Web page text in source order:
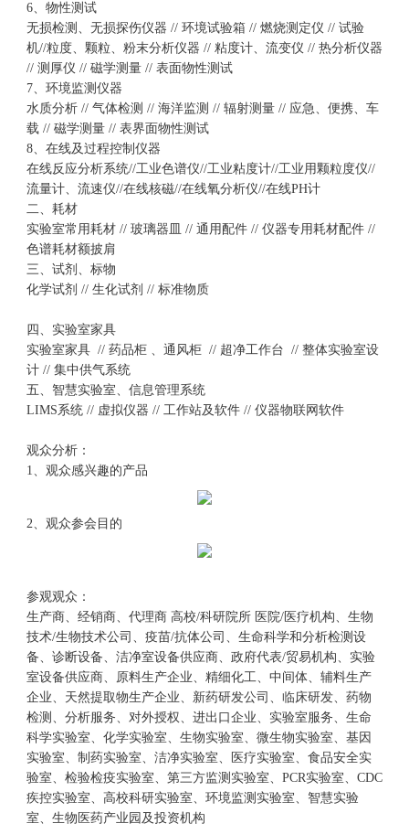
6、物性测试
无损检测、无损探伤仪器 // 环境试验箱 // 燃烧测定仪 // 试验
机//粒度、颗粒、粉末分析仪器 // 粘度计、流变仪 // 热分析仪器
// 测厚仪 // 磁学测量 // 表面物性测试
7、环境监测仪器
水质分析 // 气体检测 // 海洋监测 // 辐射测量 // 应急、便携、车
载 // 磁学测量 // 表界面物性测试
8、在线及过程控制仪器
在线反应分析系统//工业色谱仪//工业粘度计//工业用颗粒度仪//
流量计、流速仪//在线核磁//在线氧分析仪//在线PH计
二、耗材
实验室常用耗材 // 玻璃器皿 // 通用配件 // 仪器专用耗材配件 //
色谱耗材额披肩
三、试剂、标物
化学试剂 // 生化试剂 // 标准物质
四、实验室家具
实验室家具 // 药品柜 、 通风柜 // 超净工作台 // 整体实验室设
计 // 集中供气系统
五、智慧实验室、信息管理系统
LIMS系统 // 虚拟仪器 // 工作站及软件 // 仪器物联网软件
观众分析：
1、观众感兴趣的产品
2、观众参会目的
参观观众：
生产商、经销商、代理商 高校/科研院所 医院/医疗机构、生物
技术/生物技术公司、疫苗/抗体公司、生命科学和分析检测设
备、诊断设备、洁净室设备供应商、政府代表/贸易机构、实验
室设备供应商、原料生产企业、精细化工、中间体、辅料生产
企业、天然提取物生产企业、新药研发公司、临床研发、药物
检测、分析服务、对外授权、进出口企业、实验室服务、生命
科学实验室、化学实验室、生物实验室、微生物实验室、基因
实验室、制药实验室、洁净实验室、医疗实验室、食品安全实
验室、检验检疫实验室、第三方监测实验室、PCR实验室、CDC
疾控实验室、高校科研实验室、环境监测实验室、智慧实验
室、生物医药产业园及投资机构